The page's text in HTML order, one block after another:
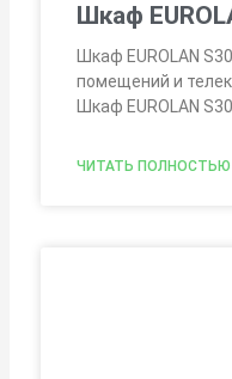
Шкаф
Шкаф EUROLAN
помещений и
Шкаф EUROLAN
ЧИТАТЬ ПОЛНОСТЬЮ